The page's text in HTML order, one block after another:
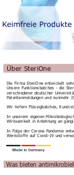
Über SteriOne
Die Firma SteriOne entwickelt
Unsere Funktionsbatches - die
verschiedener deutscher
Patentanmeldungen und nunmehr
Wir liefern Flüssigbatches,
In unserem eigenen
Wirksamkeit in Anlehnung an
In Folge der Corona Pandemie
Werkstoffe auf Covid-19 und
Was bieten